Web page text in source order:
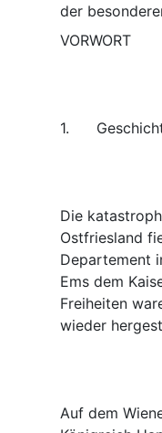
der
Die
Ostfriesland
Departement
Ems dem
Freiheiten
Auf dem